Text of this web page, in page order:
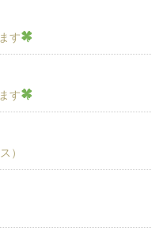
す
す
）